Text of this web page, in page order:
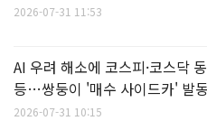
2026-07-31 11:53
AI 우려 해소에 코스피·코스닥
등…쌍둥이 '매수 사이드카' 발동
2026-07-31 10:15